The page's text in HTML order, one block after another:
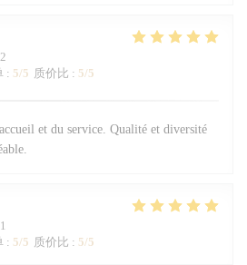
: 5/5 质价比 : 5/5
et du service. Qualité et diversité
: 5/5 质价比 : 5/5